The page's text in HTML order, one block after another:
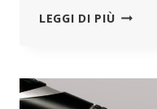
LEGGI DI PIÙMARY